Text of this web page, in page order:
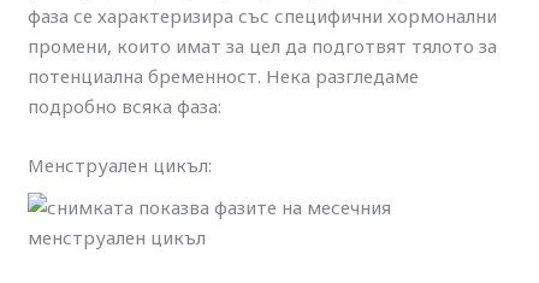
фаза се характеризира със специфични хормонални
промени, които имат за цел да подготвят тялото за
потенциална бременност. Нека разгледаме
подробно всяка фаза:
Менструален цикъл: